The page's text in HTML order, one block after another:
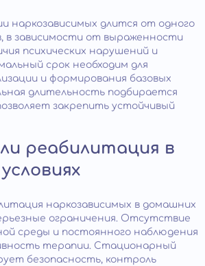
наркозависимых длится от одного
в зависимости от выраженности
психических нарушений и
срок необходим для
и формирования базовых
длительность подбирается
закрепить устойчивый
реабилитация в
наркозависимых в домашних
ограничения. Отсутствие
среды и постоянного наблюдения
терапии. Стационарный
безопасность, контроль